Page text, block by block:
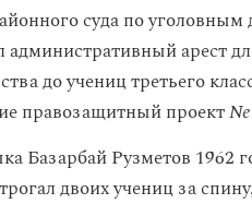
суда по
арест
до учениц третьего
правозащитный проект
Базарбай Рузметов 1962
двоих учениц за